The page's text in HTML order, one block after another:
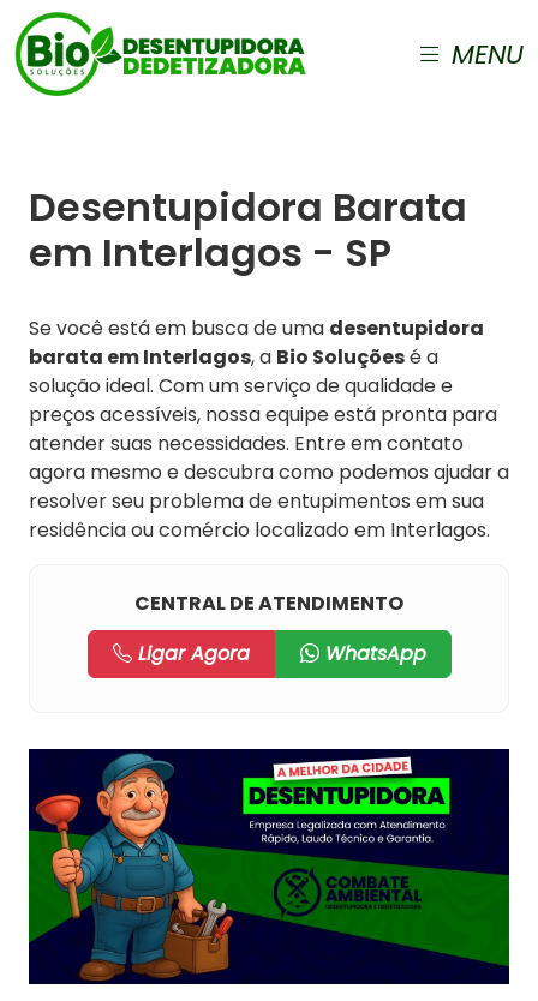
MENU
Desentupidora Barata
em Interlagos - SP
Se você está em busca de uma desentupidora
barata em Interlagos, a Bio Soluçõesé a
solução ideal. Com um serviço de qualidade e
preços acessíveis, nossa equipe está pronta para
atender suas necessidades. Entre em contato
agora mesmo e descubra como podemos ajudar a
resolver seu problema de entupimentos em sua
residência ou comércio localizado em Interlagos.
CENTRAL DE ATENDIMENTO
Ligar Agora
WhatsApp